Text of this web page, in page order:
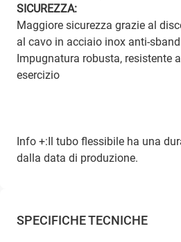
SICUREZZA:
Maggiore sicurezza grazie al
al cavo in acciaio inox anti-
Impugnatura robusta, resistente
esercizio
Info +:Il tubo flessibile ha una
dalla data di produzione.
SPECIFICHE TECNICHE